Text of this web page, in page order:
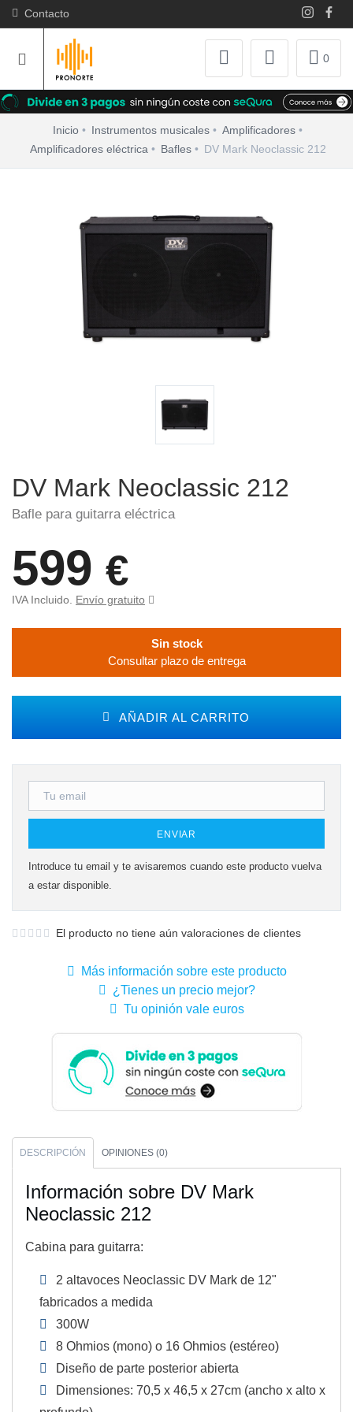
Contacto
0
Inicio Instrumentos musicales
Amplificadores
Amplificadores eléctrica
Bafles DV Mark Neoclassic 212
DV Mark Neoclassic 212
Bafle para guitarra eléctrica
599 €
IVA Incluido. Envío gratuito
Sin stock
Consultar plazo de entrega
AÑADIR AL CARRITO
ENVIAR
Introduce tu email y te avisaremos cuando este producto vuelva
a estar disponible.
El producto no tiene aún valoraciones de clientes
Más información sobre este producto
¿Tienes un precio mejor?
Tu opinión vale euros
DESCRIPCIÓN OPINIONES (0)
Información sobre DV Mark
Neoclassic 212
Cabina para guitarra:
2 altavoces Neoclassic DV Mark de 12"
fabricados a medida
300W
8 Ohmios (mono) o 16 Ohmios (estéreo)
Diseño de parte posterior abierta
Dimensiones: 70,5 x 46,5 x 27cm (ancho x alto x